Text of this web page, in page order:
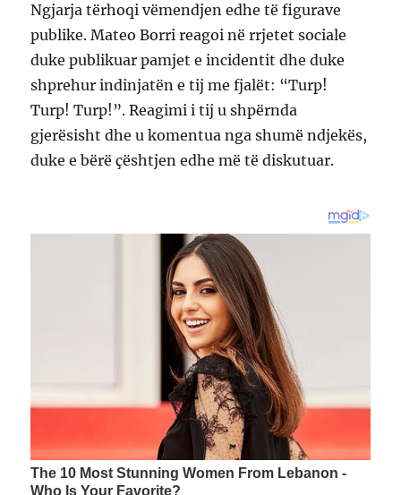
Ngjarja tërhoqi vëmendjen edhe të figurave
publike. Mateo Borri reagoi në rrjetet sociale
duke publikuar pamjet e incidentit dhe duke
shprehur indinjatën e tij me fjalët: “Turp!
Turp! Turp!”. Reagimi i tij u shpërnda
gjerësisht dhe u komentua nga shumë ndjekës,
duke e bërë çështjen edhe më të diskutuar.